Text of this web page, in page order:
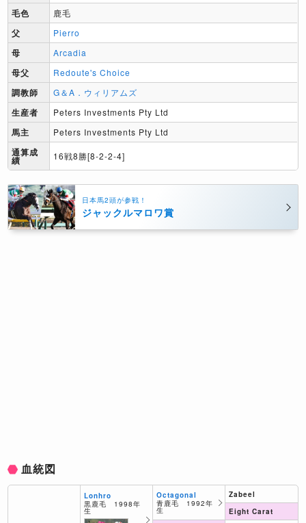
毛色 鹿毛
父 Pierro
母 Arcadia
母父 Redoute's Choice
調教師 G＆A．ウィリアムズ
生産者 Peters Investments Pty Ltd
馬主 Peters Investments Pty Ltd
通算成
績 16戦8勝[8-2-2-4]
日本馬2頭が参戦！
ジャックルマロワ賞
血統図
Lonhro
黒鹿毛 1998年
生
Octagonal
青鹿毛 1992年
生
Zabeel
Eight Carat